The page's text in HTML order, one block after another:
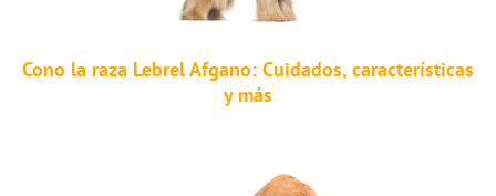
Cono la raza Lebrel Afgano: Cuidados, características
y más